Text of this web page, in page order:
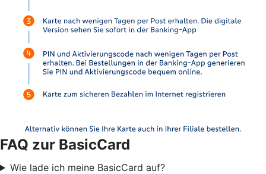
FAQ zur BasicCard
Wie lade ich meine BasicCard auf?